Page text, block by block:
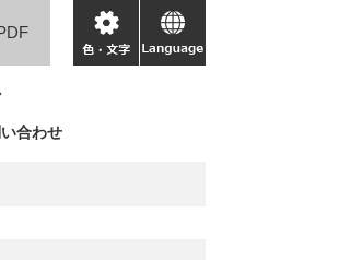
色・
文
language
合わせ